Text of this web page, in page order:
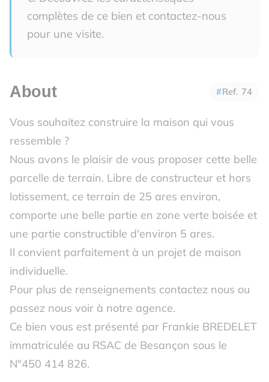
complètes de ce bien et contactez-nous
pour une visite.
About Ref. 74
Vous souhaitez construire la maison qui vous
ressemble ?
Nous avons le plaisir de vous proposer cette belle
parcelle de terrain. Libre de constructeur et hors
lotissement, ce terrain de 25 ares environ,
comporte une belle partie en zone verte boisée et
une partie constructible d'environ 5 ares.
Il convient parfaitement à un projet de maison
individuelle.
Pour plus de renseignements contactez nous ou
passez nous voir à notre agence.
Ce bien vous est présenté par Frankie BREDELET
immatriculée au RSAC de Besançon sous le
N°450 414 826.